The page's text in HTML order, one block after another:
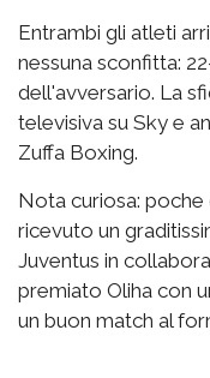
Entrambi gli atleti
nessuna sconfitta:
dell'avversario. La
televisiva su Sky e
Zuffa Boxing.
Nota curiosa:
ricevuto un
Juventus in
premiato Oliha con
un buon match al